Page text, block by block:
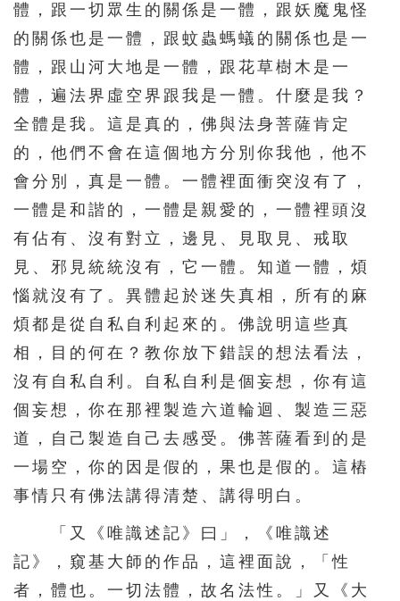
體，跟一切眾生的關係是一體，跟妖魔鬼怪
的關係也是一體，跟蚊蟲螞蟻的關係也是一
體，跟山河大地是一體，跟花草樹木是一
體，遍法界虛空界跟我是一體。什麼是我？
全體是我。這是真的，佛與法身菩薩肯定
的，他們不會在這個地方分別你我他，他不
會分別，真是一體。一體裡面衝突沒有了，
一體是和諧的，一體是親愛的，一體裡頭沒
有佔有、沒有對立，邊見、見取見、戒取
見、邪見統統沒有，它一體。知道一體，煩
惱就沒有了。異體起於迷失真相，所有的麻
煩都是從自私自利起來的。佛說明這些真
相，目的何在？教你放下錯誤的想法看法，
沒有自私自利。自私自利是個妄想，你有這
個妄想，你在那裡製造六道輪迴、製造三惡
道，自己製造自己去感受。佛菩薩看到的是
一場空，你的因是假的，果也是假的。這樁
事情只有佛法講得清楚、講得明白。
「又《唯識述記》曰」，《唯識述
記》，窺基大師的作品，這裡面說，「性
者，體也。一切法體，故名法性。」又《大